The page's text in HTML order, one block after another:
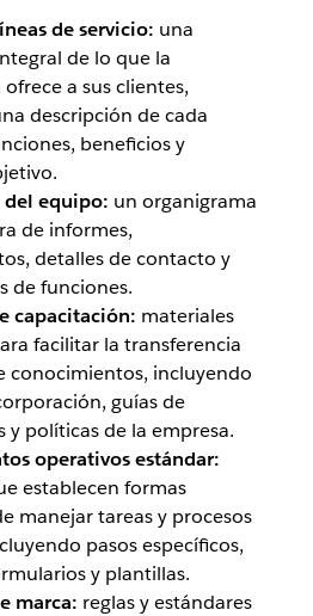
de servicio: una
de lo que la
a sus clientes,
descripción de cada
beneficios y
equipo: un organigrama
de informes,
detalles de contacto y
de funciones.
capacitación: materiales
facilitar la transferencia
conocimientos, incluyendo
guías de
y políticas de la empresa.
operativos estándar:
establecen formas
manejar tareas y procesos
pasos específicos,
y plantillas.
marca: reglas y estándares